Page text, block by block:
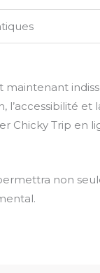
Chicky Trip
non